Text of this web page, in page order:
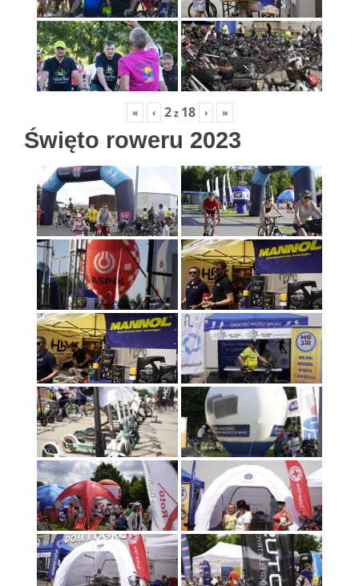
« ‹ 2z 18 › »
Święto roweru 2023